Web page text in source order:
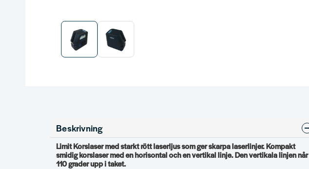
Beskrivning
Limit Korslaser med starkt rött laserljus som ger skarpa laserlinjer. Kompakt
smidig korslaser med en horisontal och en vertikal linje. Den vertikala linjen når
110 grader upp i taket.